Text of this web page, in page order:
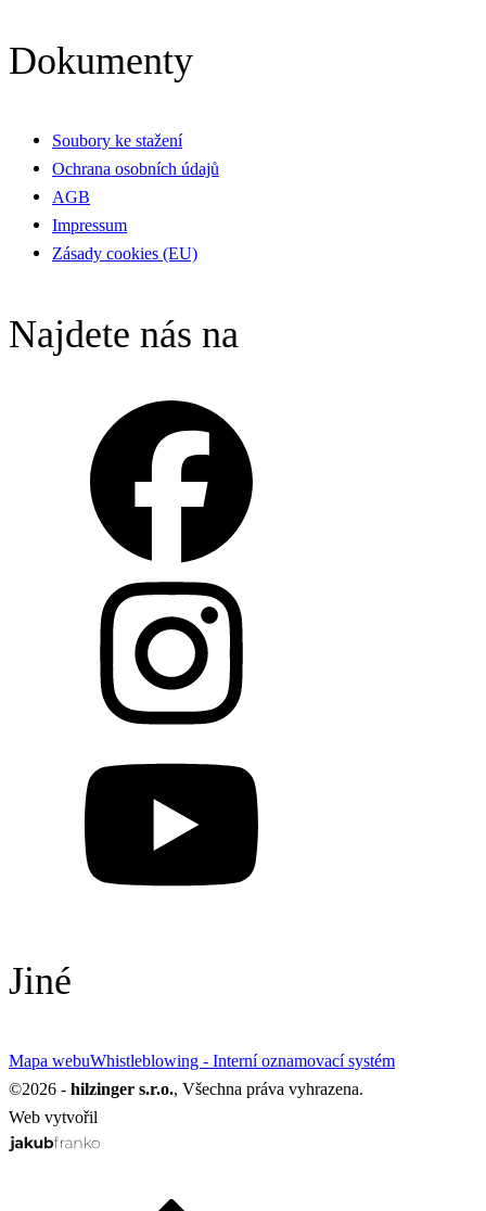
Dokumenty
Soubory ke stažení
Ochrana osobních údajů
AGB
Impressum
Zásady cookies (EU)
Najdete nás na
Jiné
Mapa webuWhistleblowing - Interní oznamovací systém
©2026 - hilzinger s.r.o., Všechna práva vyhrazena.
Web vytvořil